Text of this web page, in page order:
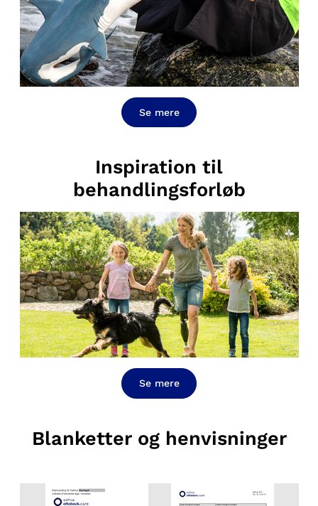
Se mere
Inspiration til
behandlingsforløb
Se mere
Blanketter og henvisninger